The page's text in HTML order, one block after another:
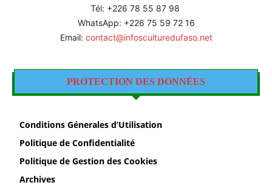
Tél: +226 78 55 87 98
WhatsApp: +226 75 59 72 16
Email: contact@infosculturedufaso.net
PROTECTION DES DONNÉES
Conditions Génerales d’Utilisation
Politique de Confidentialité
Politique de Gestion des Cookies
Archives